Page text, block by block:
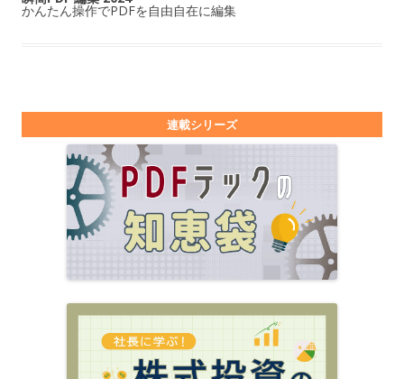
かんたん操作でPDFを自由自在に編集
連載シリーズ